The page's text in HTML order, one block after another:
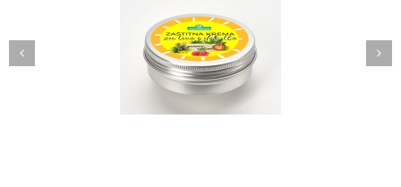
za lice i ruke 75 mL